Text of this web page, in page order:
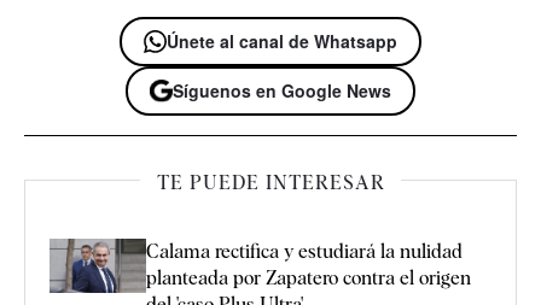
Únete al canal de Whatsapp
Síguenos en Google News
TE PUEDE INTERESAR
Calama rectifica y estudiará la nulidad
planteada por Zapatero contra el origen